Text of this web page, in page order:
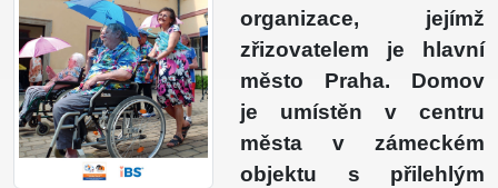
organizace, jejímž
zřizovatelem je hlavní
město Praha. Domov
je umístěn v centru
města v zámeckém
objektu s přilehlým